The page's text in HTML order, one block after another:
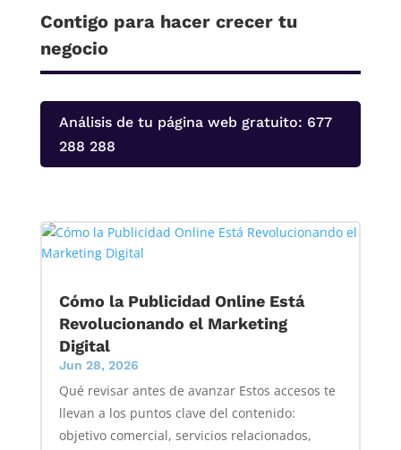
Contigo para hacer crecer tu
negocio
Análisis de tu página web gratuito: 677
288 288
Cómo la Publicidad Online Está
Revolucionando el Marketing
Digital
Jun 28, 2026
Qué revisar antes de avanzar Estos accesos te
llevan a los puntos clave del contenido:
objetivo comercial, servicios relacionados,